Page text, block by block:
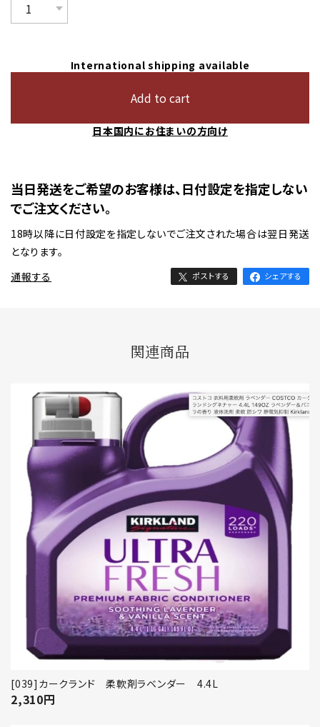
International shipping available
Add to cart
日本国内にお住まいの方向け
当日発送をご希望のお客様は、日付設定を指定しない
でご注文ください。
18時以降に日付設定を指定しないでご注文された場合は翌日発送
となります。
通報する
ポストする シェアする
関連商品
[039]カークランド 柔軟剤ラベンダー 4.4L
2,310円